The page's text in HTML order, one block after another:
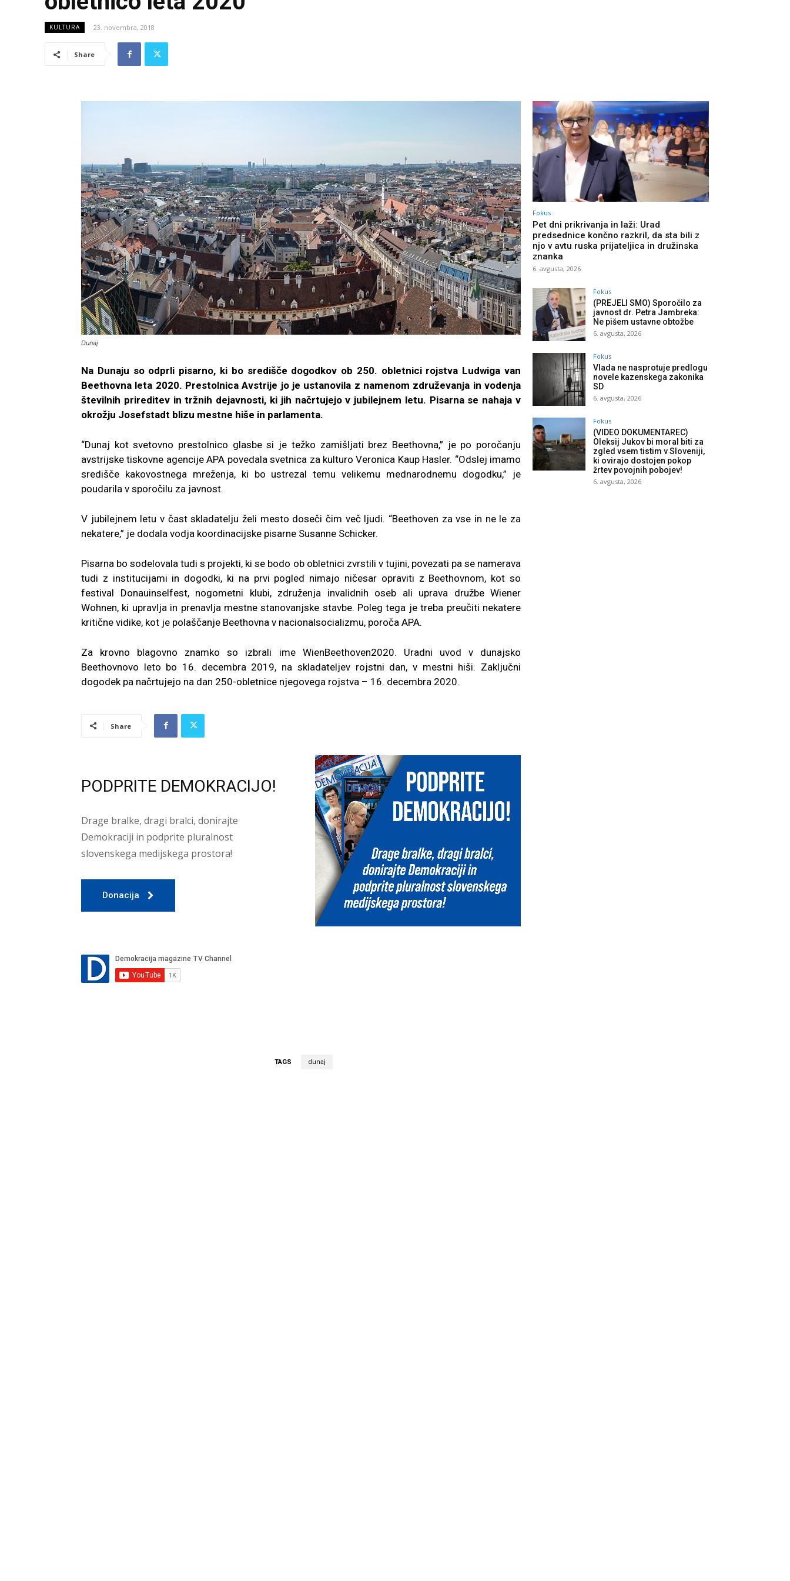
KULTURA 23. novembra, 2018
Share
Dunaj
Na Dunaju so odprli pisarno, ki bo središče dogodkov ob 250. obletnici rojstva Ludwiga van
Beethovna leta 2020. Prestolnica Avstrije jo je ustanovila z namenom združevanja in vodenja
številnih prireditev in tržnih dejavnosti, ki jih načrtujejo v jubilejnem letu. Pisarna se nahaja v
okrožju Josefstadt blizu mestne hiše in parlamenta.
“Dunaj kot svetovno prestolnico glasbe si je težko zamišljati brez Beethovna,” je po poročanju
avstrijske tiskovne agencije APA povedala svetnica za kulturo Veronica Kaup Hasler. “Odslej imamo
središče kakovostnega mreženja, ki bo ustrezal temu velikemu mednarodnemu dogodku,” je
poudarila v sporočilu za javnost.
V jubilejnem letu v čast skladatelju želi mesto doseči čim več ljudi. “Beethoven za vse in ne le za
nekatere,” je dodala vodja koordinacijske pisarne Susanne Schicker.
Pisarna bo sodelovala tudi s projekti, ki se bodo ob obletnici zvrstili v tujini, povezati pa se namerava
tudi z institucijami in dogodki, ki na prvi pogled nimajo ničesar opraviti z Beethovnom, kot so
festival Donauinselfest, nogometni klubi, združenja invalidnih oseb ali uprava družbe Wiener
Wohnen, ki upravlja in prenavlja mestne stanovanjske stavbe. Poleg tega je treba preučiti nekatere
kritične vidike, kot je polaščanje Beethovna v nacionalsocializmu, poroča APA.
Za krovno blagovno znamko so izbrali ime WienBeethoven2020. Uradni uvod v dunajsko
Beethovnovo leto bo 16. decembra 2019, na skladateljev rojstni dan, v mestni hiši. Zaključni
dogodek pa načrtujejo na dan 250-obletnice njegovega rojstva – 16. decembra 2020.
Share
PODPRITE DEMOKRACIJO!
Drage bralke, dragi bralci, donirajte
Demokraciji in podprite pluralnost
slovenskega medijskega prostora!
Donacija
TAGS dunaj
Fokus
Pet dni prikrivanja in laži: Urad
predsednice končno razkril, da sta bili z
njo v avtu ruska prijateljica in družinska
znanka
6. avgusta, 2026
Fokus
(PREJELI SMO) Sporočilo za
javnost dr. Petra Jambreka:
Ne pišem ustavne obtožbe
6. avgusta, 2026
Fokus
Vlada ne nasprotuje predlogu
novele kazenskega zakonika
SD
6. avgusta, 2026
Fokus
(VIDEO DOKUMENTAREC)
Oleksij Jukov bi moral biti za
zgled vsem tistim v Sloveniji,
ki ovirajo dostojen pokop
žrtev povojnih pobojev!
6. avgusta, 2026